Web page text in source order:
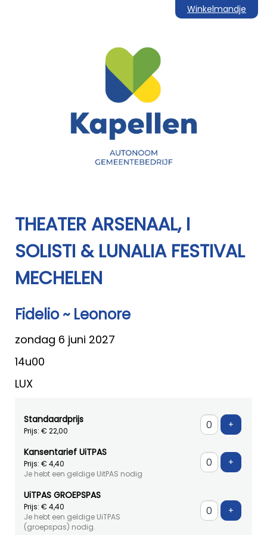
Winkelmandje
THEATER ARSENAAL, I
SOLISTI & LUNALIA FESTIVAL
MECHELEN
Fidelio ~ Leonore
zondag 6 juni 2027
14u00
LUX
Standaardprijs
Prijs: € 22,00
+
Kansentarief UiTPAS
Prijs: € 4,40
Je hebt een geldige UitPAS nodig
+
UiTPAS GROEPSPAS
Prijs: € 4,40
Je hebt een geldige UiTPAS
(groepspas) nodig.
+